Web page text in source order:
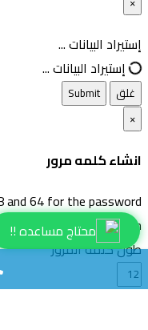
محتاج مساعده !!
غلق
إستيراد البيانات ...
إستيراد البيانات ...
غلق
Submit
×
انشاء كلمه مرور
and 64 for the password
length
طول كلمة المرور